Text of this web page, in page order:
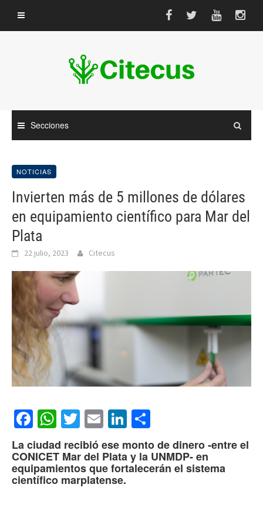
contenido
Secciones
NOTICIAS
Invierten más de 5 millones de dólares
en equipamiento científico para Mar del
Plata
22 julio, 2023 Citecus
Facebook
WhatsApp
Twitter
EmailLinkedIn
La ciudad recibió ese monto de dinero -entre el
CONICET Mar del Plata y la UNMDP- en
equipamientos que fortalecerán el sistema
científico marplatense.